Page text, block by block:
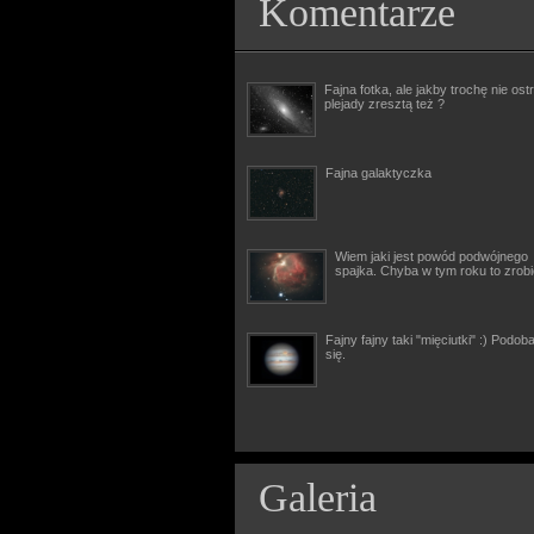
Komentarze
Fajna fotka, ale jakby trochę nie
plejady zresztą też ?
Fajna galaktyczka
Wiem jaki jest powód podwójnego
spajka. Chyba w tym roku to
Fajny fajny taki "mięciutki" :)
się.
Galeria